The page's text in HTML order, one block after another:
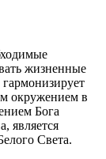
жизненные
окружением в
Бога
является
Света.